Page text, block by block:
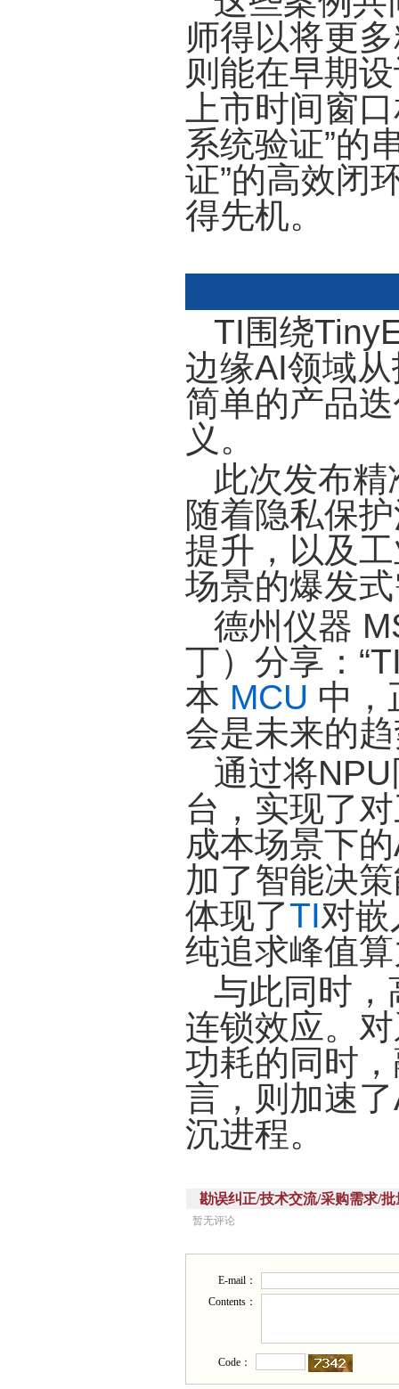
师得以将更
则能在早期
上市时间窗
系统验证”的
证”的高效闭
得先机。
TI围绕
边缘AI领域
简单的产品
义。
此次发布
随着隐私保
提升，以及
场景的爆发
德州仪器
丁）分享：
本 MCU 中，
会是未来的
通过将
台，实现了
成本场景下
加了智能决
体现了TI对
纯追求峰值
与此同时，
连锁效应。
功耗的同时
言，则加速
沉进程。
勘误纠正/技术交流/采购需求/批
暂无评论
E-mail：
Contents：
Code：